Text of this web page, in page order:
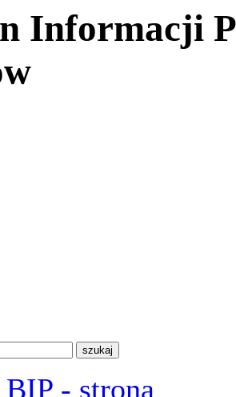
Informacji